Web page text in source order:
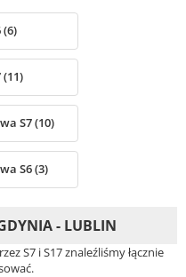
S7 (10)
S6 (3)
- LUBLIN
S7 i S17 znaleźliśmy łącznie